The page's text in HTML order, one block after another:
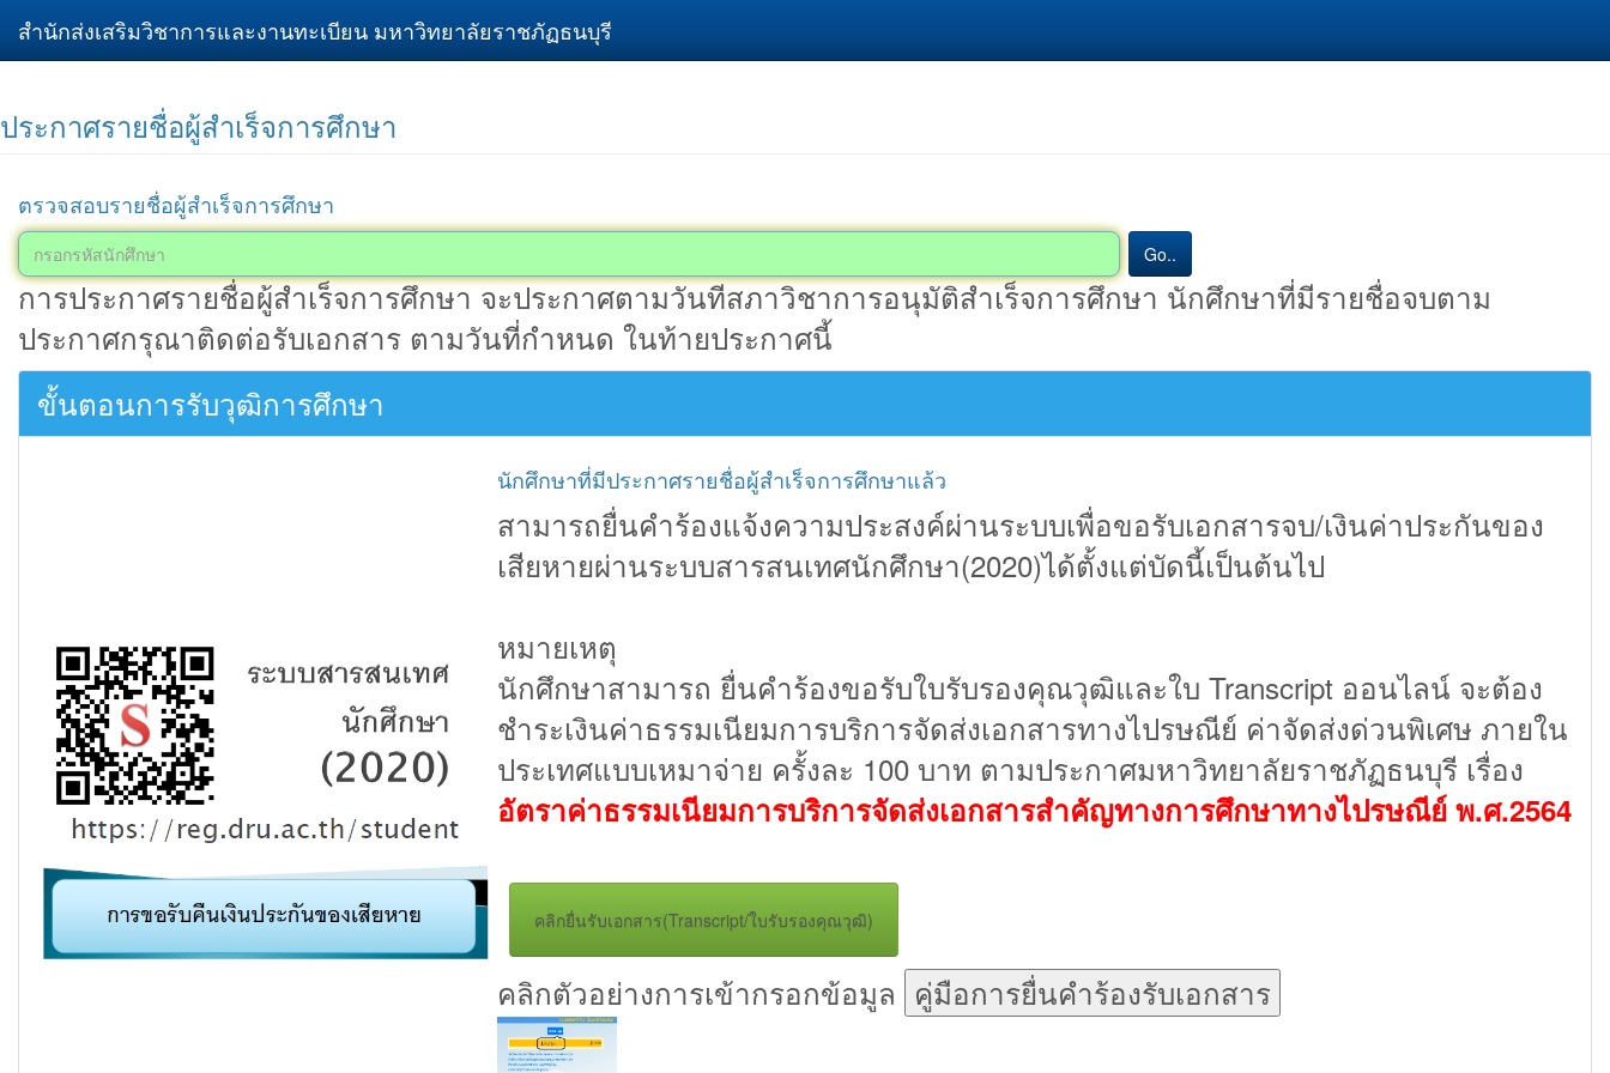
สำนักส่งเสริมวิชาการและงานทะเบียน มหาวิทยาลัยราชภัฏธนบุรี
ประกาศรายชื่อผู้สำเร็จการศึกษา
ตรวจสอบรายชื่อผู้สำเร็จการศึกษา
Go..
การประกาศรายชื่อผู้สำเร็จการศึกษา จะประกาศตามวันทีสภาวิชาการอนุมัติสำเร็จการศึกษา นักศึกษาที่มีรายชื่อจบตาม
ประกาศกรุณาติดต่อรับเอกสาร ตามวันที่กำหนด ในท้ายประกาศนี้
ขั้นตอนการรับวุฒิการศึกษา
นักศึกษาที่มีประกาศรายชื่อผู้สำเร็จการศึกษาแล้ว
สามารถยื่นคำร้องแจ้งความประสงค์ผ่านระบบเพื่อขอรับเอกสารจบ/เงินค่าประกันของ
เสียหายผ่านระบบสารสนเทศนักศึกษา(2020)ได้ตั้งแต่บัดนี้เป็นต้นไป
หมายเหตุ
นักศึกษาสามารถ ยื่นคำร้องขอรับใบรับรองคุณวุฒิและใบ Transcript ออนไลน์ จะต้อง
ชำระเงินค่าธรรมเนียมการบริการจัดส่งเอกสารทางไปรษณีย์ ค่าจัดส่งด่วนพิเศษ ภายใน
ประเทศแบบเหมาจ่าย ครั้งละ 100 บาท ตามประกาศมหาวิทยาลัยราชภัฏธนบุรี เรื่อง
อัตราค่าธรรมเนียมการบริการจัดส่งเอกสารสำคัญทางการศึกษาทางไปรษณีย์ พ.ศ.2564
คลิกยื่นรับเอกสาร(Transcript/ใบรับรองคุณวุฒิ)
คลิกตัวอย่างการเข้ากรอกข้อมูล คู่มือการยื่นคำร้องรับเอกสาร